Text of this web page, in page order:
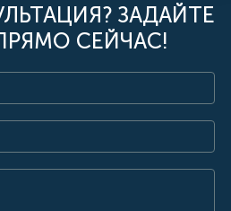
ЗАДАЙТЕ
СЕЙЧАС!